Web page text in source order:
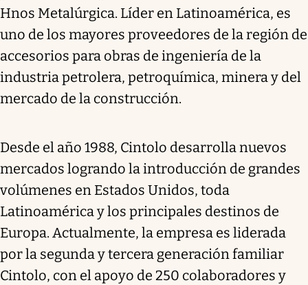
Hnos Metalúrgica. Líder en Latinoamérica, es
uno de los mayores proveedores de la región de
accesorios para obras de ingeniería de la
industria petrolera, petroquímica, minera y del
mercado de la construcción.
Desde el año 1988, Cintolo desarrolla nuevos
mercados logrando la introducción de grandes
volúmenes en Estados Unidos, toda
Latinoamérica y los principales destinos de
Europa. Actualmente, la empresa es liderada
por la segunda y tercera generación familiar
Cintolo, con el apoyo de 250 colaboradores y